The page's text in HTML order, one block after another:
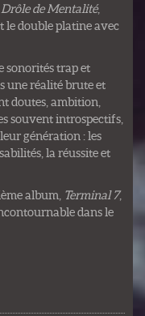
Drôle de Mentalité,
double platine avec
sonorités trap et
une réalité brute et
doutes, ambition,
souvent introspectifs,
génération : les
la réussite et
album, Terminal 7,
dans le